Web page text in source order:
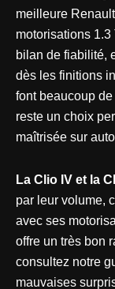
meilleure
motorisations
bilan de fiabilité,
dès les finitions
font beaucoup
reste un choix
maîtrisée sur
La Clio IV et la
par leur volume,
avec ses
offre un très bon
consultez notre
mauvaises